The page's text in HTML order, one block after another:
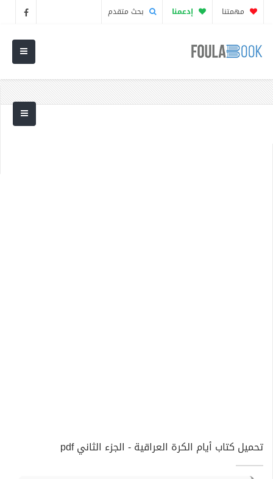
مهمتنا إدعمنا بحث متقدم
تحميل كتاب أيام الكرة العراقية - الجزء الثاني pdf